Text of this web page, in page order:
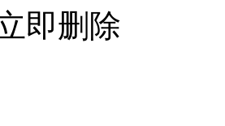
即删除